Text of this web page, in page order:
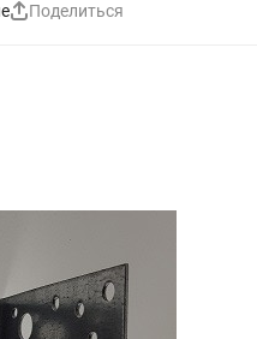
Поделиться